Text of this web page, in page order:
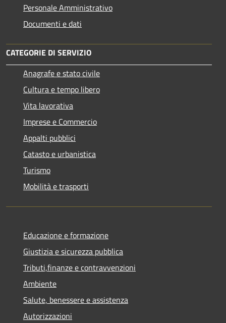
Personale Amministrativo
Documenti e dati
CATEGORIE DI SERVIZIO
Anagrafe e stato civile
Cultura e tempo libero
Vita lavorativa
Imprese e Commercio
Appalti pubblici
Catasto e urbanistica
Turismo
Mobilità e trasporti
Educazione e formazione
Giustizia e sicurezza pubblica
Tributi,finanze e contravvenzioni
Ambiente
Salute, benessere e assistenza
Autorizzazioni